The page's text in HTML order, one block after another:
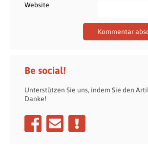
Website
Be social!
Unterstützen Sie uns, indem Sie den
Danke!